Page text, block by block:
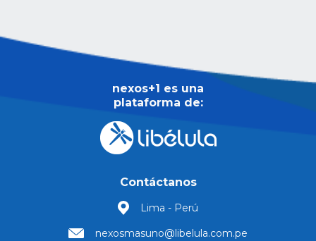
nexos+1 es una
plataforma de:
Contáctanos
Lima - Perú
nexosmasuno@libelula.com.pe